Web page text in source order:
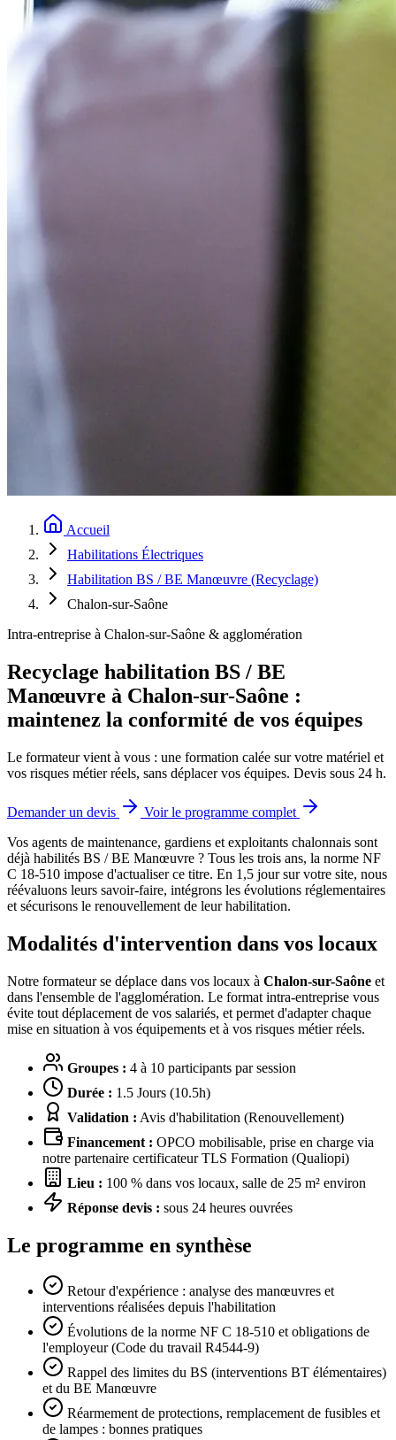
Accueil
Habilitations Électriques
Habilitation BS / BE Manœuvre (Recyclage)
Chalon-sur-Saône
Intra-entreprise à Chalon-sur-Saône & agglomération
Recyclage habilitation BS / BE
Manœuvre à Chalon-sur-Saône :
maintenez la conformité de vos équipes
Le formateur vient à vous : une formation calée sur votre matériel et
vos risques métier réels, sans déplacer vos équipes. Devis sous 24 h.
Demander un devis
Voir le programme complet
Vos agents de maintenance, gardiens et exploitants chalonnais sont
déjà habilités BS / BE Manœuvre ? Tous les trois ans, la norme NF
C 18-510 impose d'actualiser ce titre. En 1,5 jour sur votre site, nous
réévaluons leurs savoir-faire, intégrons les évolutions réglementaires
et sécurisons le renouvellement de leur habilitation.
Modalités d'intervention dans vos locaux
Notre formateur se déplace dans vos locaux à Chalon-sur-Saône et
dans l'ensemble de l'agglomération. Le format intra-entreprise vous
évite tout déplacement de vos salariés, et permet d'adapter chaque
mise en situation à vos équipements et à vos risques métier réels.
Groupes : 4 à 10 participants par session
Durée : 1.5 Jours (10.5h)
Validation : Avis d'habilitation (Renouvellement)
Financement : OPCO mobilisable, prise en charge via
notre partenaire certificateur TLS Formation (Qualiopi)
Lieu : 100 % dans vos locaux, salle de 25 m² environ
Réponse devis : sous 24 heures ouvrées
Le programme en synthèse
Retour d'expérience : analyse des manœuvres et
interventions réalisées depuis l'habilitation
Évolutions de la norme NF C 18-510 et obligations de
l'employeur (Code du travail R4544-9)
Rappel des limites du BS (interventions BT élémentaires)
et du BE Manœuvre
Réarmement de protections, remplacement de fusibles et
de lampes : bonnes pratiques